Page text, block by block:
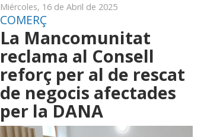
Miércoles, 16 de Abril de 2025
COMERÇ
La Mancomunitat
reclama al Consell
reforç per al de rescat
de negocis afectades
per la DANA